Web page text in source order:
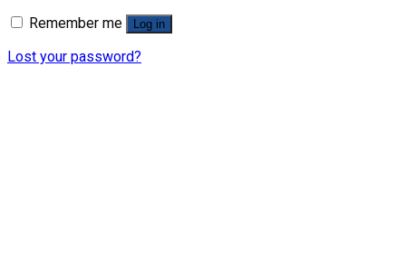
Remember me
Log in
Lost your password?